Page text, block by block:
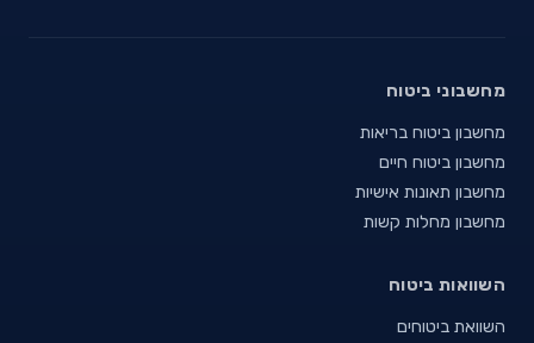
מחשבוני ביטוח
מחשבון ביטוח בריאות
מחשבון ביטוח חיים
מחשבון תאונות אישיות
מחשבון מחלות קשות
השוואות ביטוח
השוואת ביטוחים